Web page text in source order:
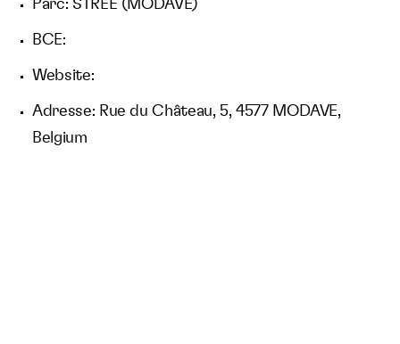
Parc: STREE (MODAVE)
BCE:
Website:
Adresse: Rue du Château, 5, 4577 MODAVE,
Belgium